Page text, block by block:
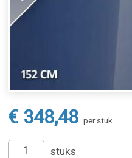
€ 348,48 per stuk
stuks